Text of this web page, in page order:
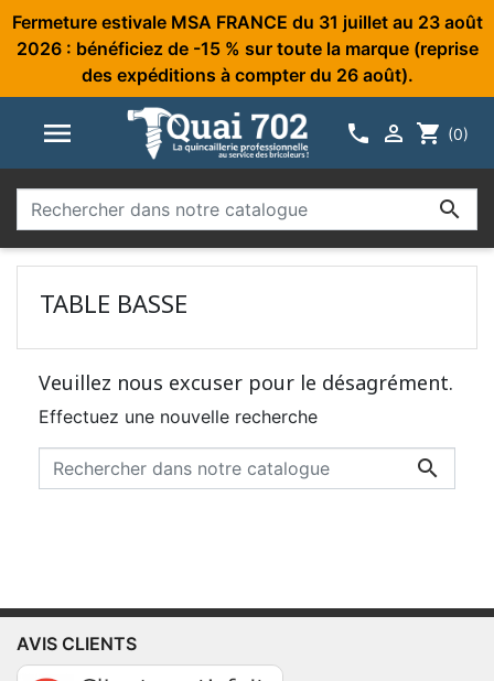
Fermeture estivale MSA FRANCE du 31 juillet au 23 août
2026 : bénéficiez de -15 % sur toute la marque (reprise
des expéditions à compter du 26 août).
   shopping_cart (0)

TABLE BASSE
Veuillez nous excuser pour le désagrément.
Effectuez une nouvelle recherche

AVIS CLIENTS